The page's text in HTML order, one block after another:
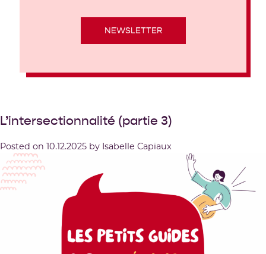
NEWSLETTER
L’intersectionnalité (partie 3)
Posted on 10.12.2025 by Isabelle Capiaux